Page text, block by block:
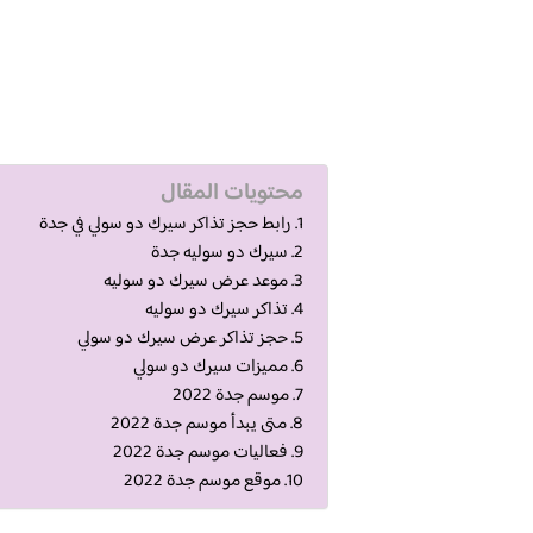
محتويات المقال
رابط حجز تذاكر سيرك دو سولي في جدة
سيرك دو سوليه جدة
موعد عرض سيرك دو سوليه
تذاكر سيرك دو سوليه
حجز تذاكر عرض سيرك دو سولي
مميزات سيرك دو سولي
موسم جدة 2022
متى يبدأ موسم جدة 2022
فعاليات موسم جدة 2022
موقع موسم جدة 2022